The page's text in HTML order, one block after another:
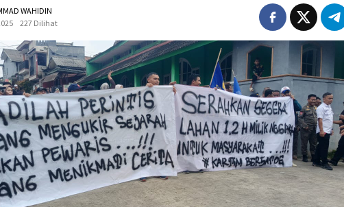
WAHIDIN
227 Dilihat